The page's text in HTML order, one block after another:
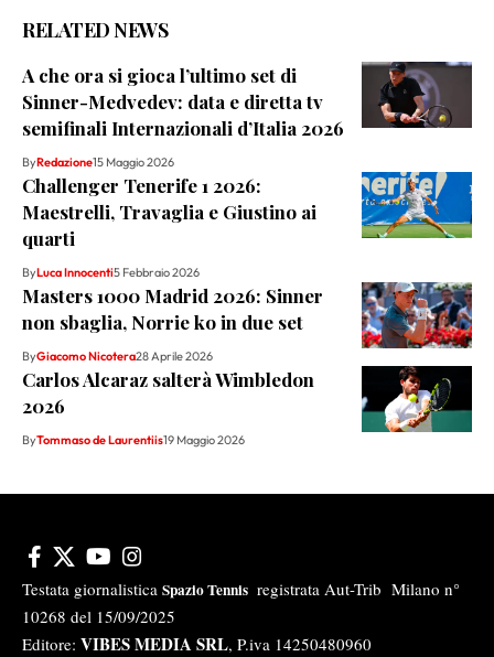
RELATED NEWS
A che ora si gioca l’ultimo set di
Sinner-Medvedev: data e diretta tv
semifinali Internazionali d’Italia 2026
ByRedazione15 Maggio 2026
Challenger Tenerife 1 2026:
Maestrelli, Travaglia e Giustino ai
quarti
ByLuca Innocenti5 Febbraio 2026
Masters 1000 Madrid 2026: Sinner
non sbaglia, Norrie ko in due set
ByGiacomo Nicotera28 Aprile 2026
Carlos Alcaraz salterà Wimbledon
2026
ByTommaso de Laurentiis19 Maggio 2026
Testata giornalistica Spazio Tennis registrata Aut-Trib Milano n°
10268 del 15/09/2025
Editore: VIBES MEDIA SRL, P.iva 14250480960